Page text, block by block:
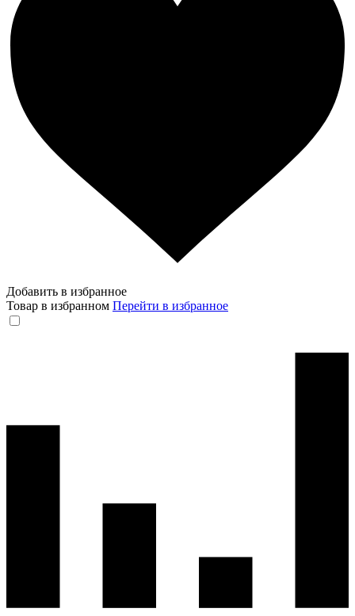
Добавить в избранное
Товар в избранном Перейти в избранное